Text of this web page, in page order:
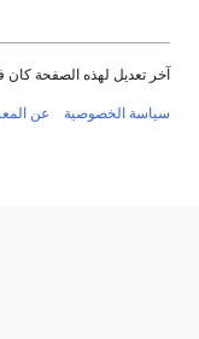
آخر تعديل لهذه الصفحة كان في 12:48, 11 مارس
سياسة الخصوصية عن